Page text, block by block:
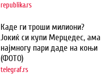
republika.rs
Каде ги троши милиони?
Јокиќ си купи Мерцедес, ама
најмногу пари даде на коњи
(ФОТО)
telegraf.rs